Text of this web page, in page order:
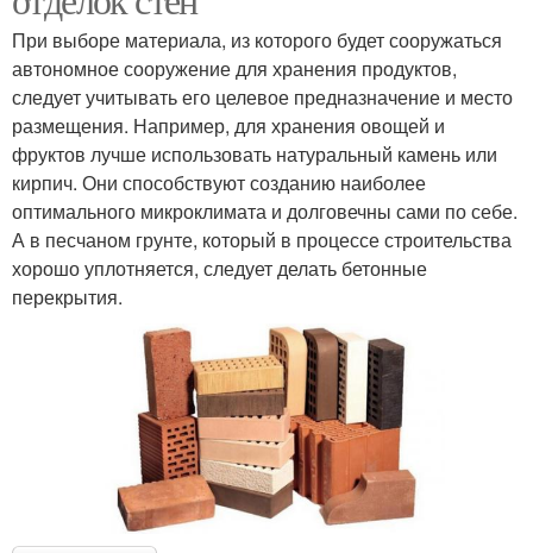
При выборе материала, из которого будет сооружаться
автономное сооружение для хранения продуктов,
следует учитывать его целевое предназначение и место
размещения. Например, для хранения овощей и
фруктов лучше использовать натуральный камень или
кирпич. Они способствуют созданию наиболее
оптимального микроклимата и долговечны сами по себе.
А в песчаном грунте, который в процессе строительства
хорошо уплотняется, следует делать бетонные
перекрытия.